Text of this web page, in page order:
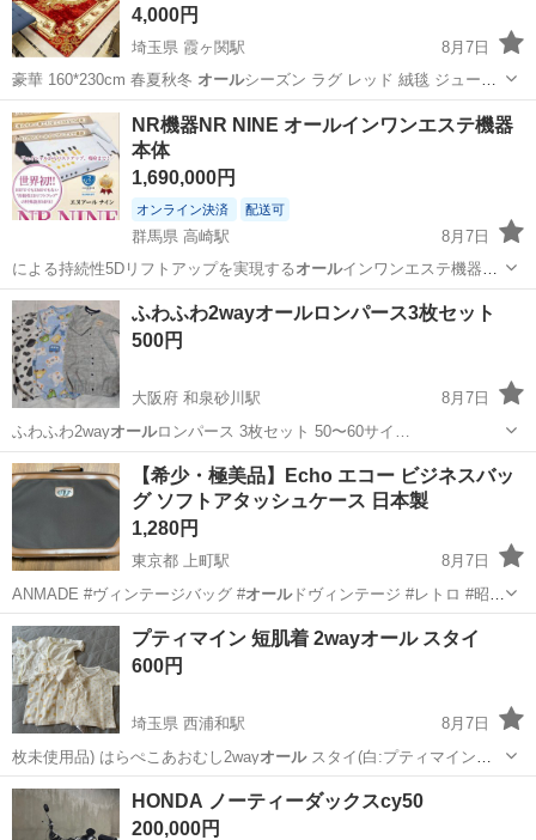
4,000円
埼玉県 霞ヶ関駅
8月7日
豪華 160*230cm 春夏秋冬 オールシーズン ラグ レッド 絨毯 ジュー
タ…
埼玉 川越市 霞ヶ関駅 カーペット/マット/ラグ
NR機器NR NINE オールインワンエステ機器
本体
1,690,000円
オンライン決済 配送可
群馬県 高崎駅
8月7日
による持続性5Dリフトアップを実現するオールインワンエステ機器で
す。 - ブ…
群馬 高崎市 高崎駅
ふわふわ2wayオールロンパース3枚セット
500円
大阪府 和泉砂川駅
8月7日
ふわふわ2wayオールロンパース 3枚セット 50〜60サイ…
大阪 泉南市 和泉砂川駅 ベビー用品
【希少・極美品】Echo エコー ビジネスバッ
グ ソフトアタッシュケース 日本製
1,280円
東京都 上町駅
8月7日
ANMADE #ヴィンテージバッグ #オールドヴィンテージ #レトロ #昭和
レトロ…
東京 世田谷区 上町駅 バッグ
プティマイン 短肌着 2wayオール スタイ
600円
埼玉県 西浦和駅
8月7日
枚未使用品) はらぺこあおむし2wayオールスタイ(白:プティマイン、2
つとも未…
埼玉 さいたま市 ベビー用品
HONDA ノーティーダックスcy50
200,000円